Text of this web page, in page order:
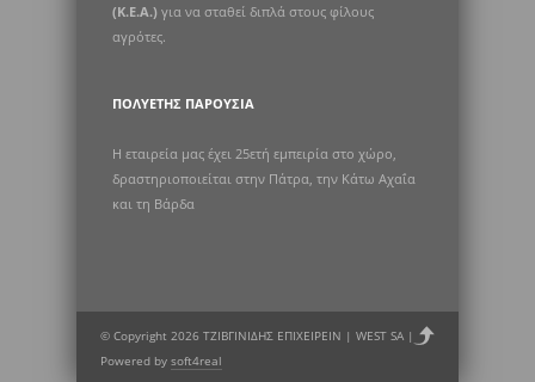
(Κ.Ε.Α.) για να σταθεί διπλά στους φίλους
αγρότες.
ΠΟΛΥΕΤΉΣ ΠΑΡΟΥΣΊΑ
Η εταιρεία μας έχει 25ετή εμπειρία στο χώρο,
δραστηριοποιείται στην Πάτρα, την Κάτω Αχαΐα
και τη Βάρδα
© Copyright 2026 ΤΖΙΒΓΙΝΙΔΗΣ ΕΠΙΧΕΙΡΕΙΝ | WEST SA |
Powered by soft4real